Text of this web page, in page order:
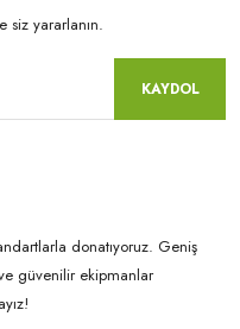
yararlanın.
KAYDOL
donatıyoruz. Geniş
güvenilir ekipmanlar